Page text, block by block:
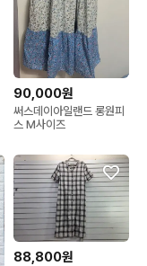
90,000원
써스데이아일랜드 롱원피
스 M사이즈
88,800원